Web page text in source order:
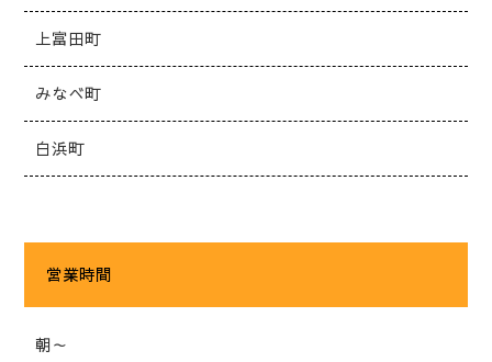
上富田町
みなべ町
白浜町
営業時間
朝～